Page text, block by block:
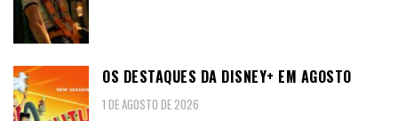
OS DESTAQUES DA DISNEY+ EM AGOSTO
1 DE AGOSTO DE 2026